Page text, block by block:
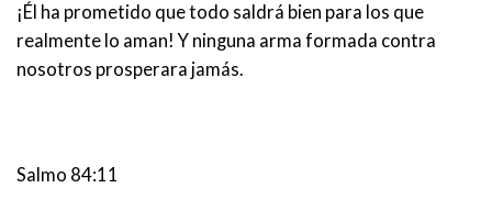
¡Él ha prometido que todo saldrá bien para los que
realmente lo aman! Y ninguna arma formada contra
nosotros prosperara jamás.
Salmo 84:11